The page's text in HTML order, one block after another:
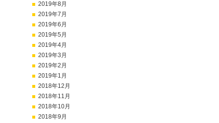
2019年8月
2019年7月
2019年6月
2019年5月
2019年4月
2019年3月
2019年2月
2019年1月
2018年12月
2018年11月
2018年10月
2018年9月